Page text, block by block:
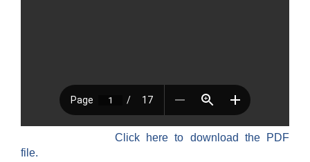
Click here to download the PDF
file.